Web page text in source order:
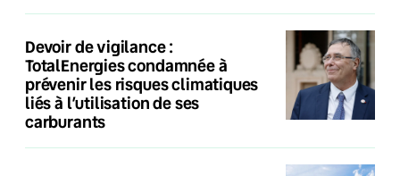
Devoir de vigilance :
TotalEnergies condamnée à
prévenir les risques climatiques
liés à l’utilisation de ses
carburants